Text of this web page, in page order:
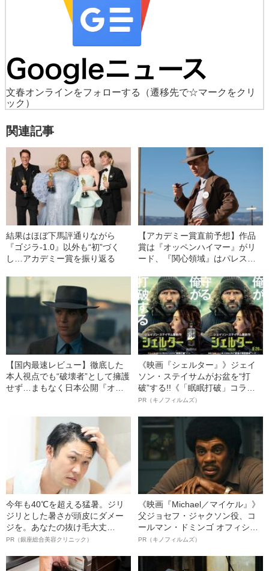
文春オンラインをフォローする
（遷移先で☆マークをクリ
ック）
関連記事
結果はほぼ下馬評通りながら
『ゴジラ-1.0』以外も“初”づく
し…アカデミー賞を振り返る
【アカデミー賞直前予想】作品
賞は『オッペンハイマー』がリ
ード、『関心領域』はパレスチ
にもチャンスが！
【国内最速レビュー】徹底した
本人視点でも“破壊者”として擁護
せず…まもなく日本公開『オッ
《映画『シェルター』》ジェイ
ソン・ステイサムがお盆を“打
破”する!!《「眠眠打破」コラ
ボ》
PR（キノフィルムズ）
今年も40℃を超える猛暑。ジリ
ジリとした暑さが頭皮にダメー
ジを。あなたの抜け毛大丈
夫！？
PR（銀座総合美容クリニック）
《映画『Michael／マイケル』》
父ジョセフ・ジャクソン役、コ
ールマン・ドミンゴ オフィシャ
ルインタビュー“観客を魅了した
語る”《日本興収70億円突破》
PR（キノフィルムズ）